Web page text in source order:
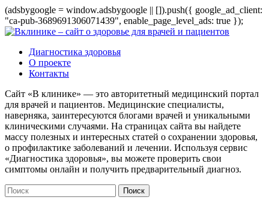
(adsbygoogle = window.adsbygoogle || []).push({ google_ad_client:
"ca-pub-3689691306071439", enable_page_level_ads: true });
Диагностика здоровья
О проекте
Контакты
Сайт «В клинике» — это авторитетный медицинский портал
для врачей и пациентов. Медицинские специалисты,
наверняка, заинтересуются блогами врачей и уникальными
клиническими случаями. На страницах сайта вы найдете
массу полезных и интересных статей о сохранении здоровья,
о профилактике заболеваний и лечении. Используя сервис
«Диагностика здоровья», вы можете проверить свои
симптомы онлайн и получить предварительный диагноз.